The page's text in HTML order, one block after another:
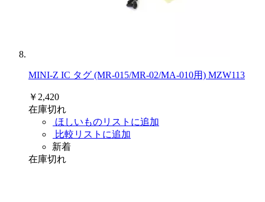
MINI-Z IC タグ (MR-015/MR-02/MA-010用) MZW113
￥2,420
在庫切れ
ほしいものリストに追加
比較リストに追加
新着
在庫切れ